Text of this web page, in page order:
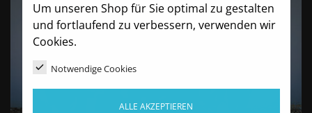
Um unseren Shop für Sie optimal zu gestalten
und fortlaufend zu verbessern, verwenden wir
Cookies.
Notwendige Cookies
ALLE AKZEPTIEREN